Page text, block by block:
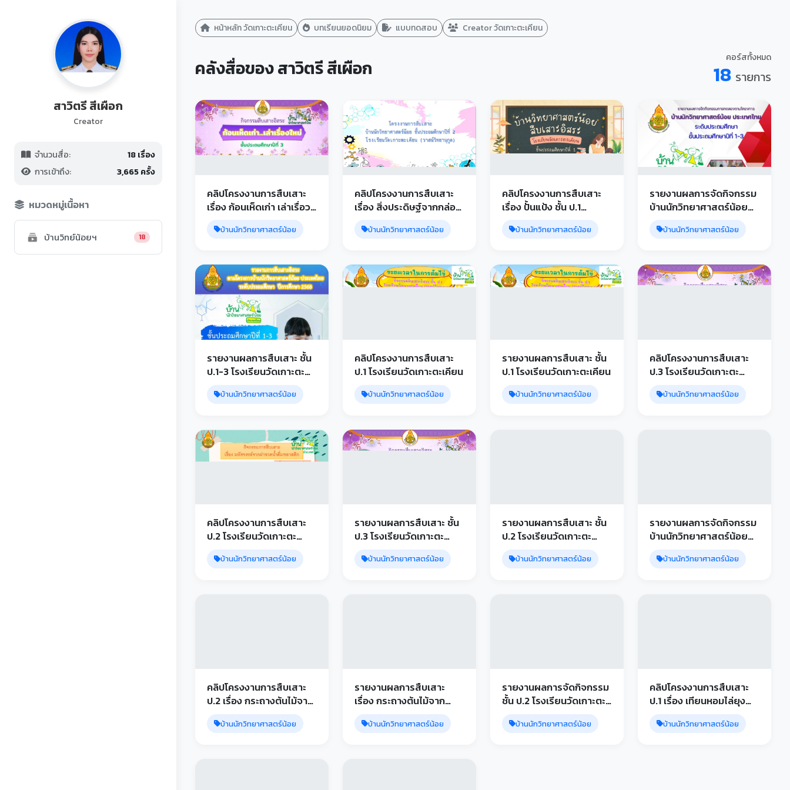
สาวิตรี สีเผือก
Creator
จำนวนสื่อ:
18 เรื่อง
การเข้าถึง:
3,665 ครั้ง
หมวดหมู่เนื้อหา
บ้านวิทย์น้อยฯ 18
หน้าหลัก วัดเกาะตะเคียน บทเรียนยอดนิยม แบบทดสอบ Creator วัดเกาะตะเคียน
คลังสื่อของ สาวิตรี สีเผือก คอร์สทั้งหมด
18 รายการ
คลิปโครงงานการสืบเสาะ
เรื่อง ก้อนเห็ดเก่า เล่าเรื่อว
ใหม่ ชั้น ป.3 โรงเรียนวัด
เกาะตะเคียน
บ้านนักวิทยาศาสตร์น้อย
คลิปโครงงานการสืบเสาะ
เรื่อง สิ่งประดิษฐ์จากกล่อง
กระดาษ ชั้น ป.2 โรงเรียน
วัดเกาะตะเคียน
บ้านนักวิทยาศาสตร์น้อย
คลิปโครงงานการสืบเสาะ
เรื่อง ปั้นแป้ง ชั้น ป.1
โรงเรียนวัดเกาะตะเคียน
บ้านนักวิทยาศาสตร์น้อย
รายงานผลการจัดกิจกรรม
บ้านนักวิทยาศาสตร์น้อย
ระดับประถมศึกษา ชั้น ป.1-3
โรงเรียนวัดเกาะตะเคียน
บ้านนักวิทยาศาสตร์น้อย
รายงานผลการสืบเสาะ ชั้น
ป.1-3 โรงเรียนวัดเกาะตะ
เคียน
บ้านนักวิทยาศาสตร์น้อย
คลิปโครงงานการสืบเสาะ
ป.1 โรงเรียนวัดเกาะตะเคียน
บ้านนักวิทยาศาสตร์น้อย
รายงานผลการสืบเสาะ ชั้น
ป.1 โรงเรียนวัดเกาะตะเคียน
บ้านนักวิทยาศาสตร์น้อย
คลิปโครงงานการสืบเสาะ
ป.3 โรงเรียนวัดเกาะตะ
เคียน
บ้านนักวิทยาศาสตร์น้อย
คลิปโครงงานการสืบเสาะ
ป.2 โรงเรียนวัดเกาะตะ
เคียน
บ้านนักวิทยาศาสตร์น้อย
รายงานผลการสืบเสาะ ชั้น
ป.3 โรงเรียนวัดเกาะตะ
เคียน
บ้านนักวิทยาศาสตร์น้อย
รายงานผลการสืบเสาะ ชั้น
ป.2 โรงเรียนวัดเกาะตะ
เคียน
บ้านนักวิทยาศาสตร์น้อย
รายงานผลการจัดกิจกรรม
บ้านนักวิทยาศาสตร์น้อย
ระดับประถมศึกษา ชั้น ป.1-3
โรงเรียนวัดเกาะตะเคียน
บ้านนักวิทยาศาสตร์น้อย
คลิปโครงงานการสืบเสาะ
ป.2 เรื่อง กระถางต้นไม้จาก
กระดาษเหลือใช้ โรงเรียน
วัดเกาะตะเคียน
บ้านนักวิทยาศาสตร์น้อย
รายงานผลการสืบเสาะ
เรื่อง กระถางต้นไม้จาก
กระดาษเหลือใช้ ชั้น ป.2
โรงเรียนวัดเกาะตะเคียน
บ้านนักวิทยาศาสตร์น้อย
รายงานผลการจัดกิจกรรม
ชั้น ป.2 โรงเรียนวัดเกาะตะ
เคียน
บ้านนักวิทยาศาสตร์น้อย
คลิปโครงงานการสืบเสาะ
ป.1 เรื่อง เทียนหอมไล่ยุง
โรงเรียนวัดเกาะตะเคียน
บ้านนักวิทยาศาสตร์น้อย